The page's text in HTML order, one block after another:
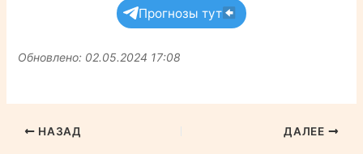
Прогнозы тут
Обновлено: 02.05.2024 17:08
НАЗАД ДАЛЕЕ